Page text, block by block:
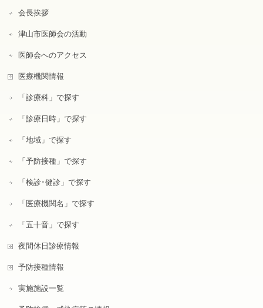
会長挨拶
津山市医師会の活動
医師会へのアクセス
医療機関情報
「診療科」で探す
「診療日時」で探す
「地域」で探す
「予防接種」で探す
「検診･健診」で探す
「医療機関名」で探す
「五十音」で探す
夜間休日診療情報
予防接種情報
実施施設一覧